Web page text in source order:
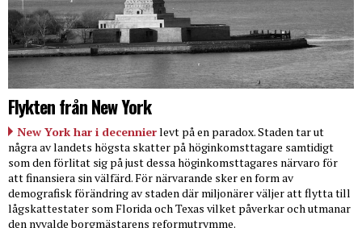
Flykten från New York
New York har i decennierlevt på en paradox. Staden tar ut
några av landets högsta skatter på höginkomsttagare samtidigt
som den förlitat sig på just dessa höginkomsttagares närvaro för
att finansiera sin välfärd. För närvarande sker en form av
demografisk förändring av staden där miljonärer väljer att flytta till
lågskattestater som Florida och Texas vilket påverkar och utmanar
den nyvalde borgmästarens reformutrymme.